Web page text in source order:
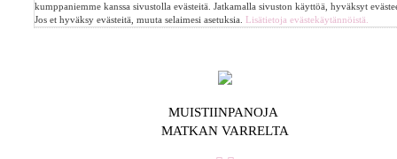
kumppaniemme kanssa sivustolla evästeitä. Jatkamalla sivuston käyttöä, hyväksyt
Jos et hyväksy evästeitä, muuta selaimesi asetuksia. Lisätietoja evästekäytännöistä.
MUISTIINPANOJA
MATKAN VARRELTA